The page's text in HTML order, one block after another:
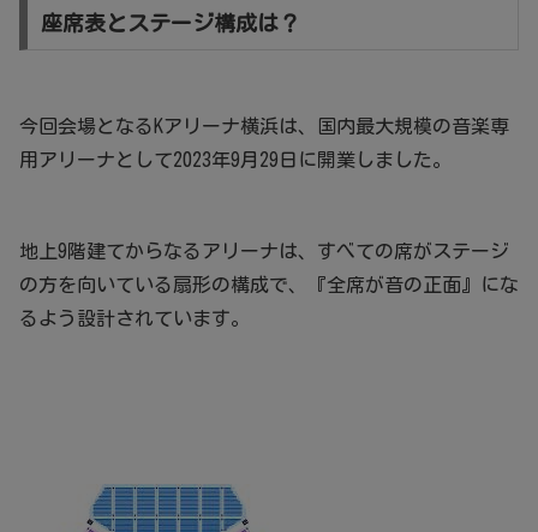
座席表とステージ構成は？
今回会場となるKアリーナ横浜は、国内最大規模の音楽専
用アリーナとして2023年9月29日に開業しました。
地上9階建てからなるアリーナは、すべての席がステージ
の方を向いている扇形の構成で、『全席が音の正面』にな
るよう設計されています。